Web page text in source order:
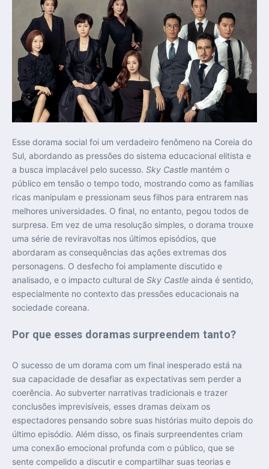
Esse dorama social foi um verdadeiro fenômeno na Coreia do
Sul, abordando as pressões do sistema educacional elitista e
a busca implacável pelo sucesso. Sky Castle mantém o
público em tensão o tempo todo, mostrando como as famílias
ricas manipulam e pressionam seus filhos para entrarem nas
melhores universidades. O final, no entanto, pegou todos de
surpresa. Em vez de uma resolução simples, o dorama trouxe
uma série de reviravoltas nos últimos episódios, que
abordaram as consequências das ações extremas dos
personagens. O desfecho foi amplamente discutido e
analisado, e o impacto cultural de Sky Castle ainda é sentido,
especialmente no contexto das pressões educacionais na
sociedade coreana.
Por que esses doramas surpreendem tanto?
O sucesso de um dorama com um final inesperado está na
sua capacidade de desafiar as expectativas sem perder a
coerência. Ao subverter narrativas tradicionais e trazer
conclusões imprevisíveis, esses dramas deixam os
espectadores pensando sobre suas histórias muito depois do
último episódio. Além disso, os finais surpreendentes criam
uma conexão emocional profunda com o público, que se
sente compelido a discutir e compartilhar suas teorias e